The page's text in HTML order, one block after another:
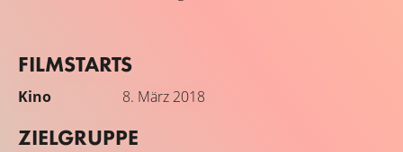
FILMSTARTS
Kino 8. März 2018
ZIELGRUPPE